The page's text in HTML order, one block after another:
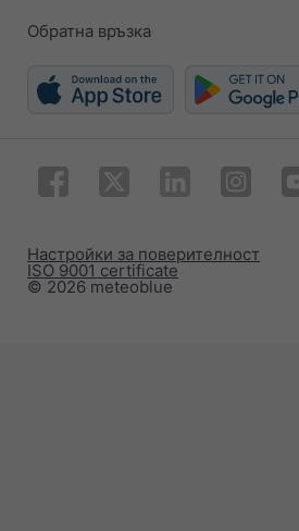
Обратна връзка
© 2026 meteoblue
ISO 9001 certificate
Настройки за поверителност